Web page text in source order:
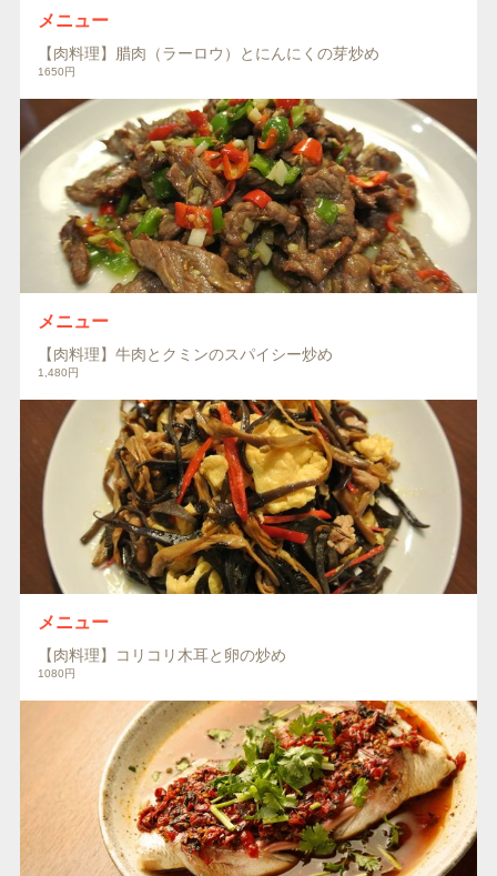
メニュー
【肉料理】腊肉（ラーロウ）とにんにくの芽炒め
1650円
メニュー
【肉料理】牛肉とクミンのスパイシー炒め
1,480円
メニュー
【肉料理】コリコリ木耳と卵の炒め
1080円